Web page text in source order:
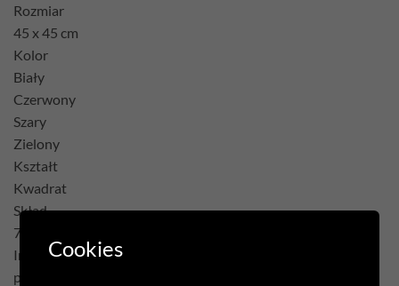
Rozmiar
45 x 45 cm
Kolor
Biały
Czerwony
Szary
Zielony
Kształt
Kwadrat
Skład
75% Poliester 22% Bawełna 3% Akryl
Inne
poszewka dwustronna
Cookies